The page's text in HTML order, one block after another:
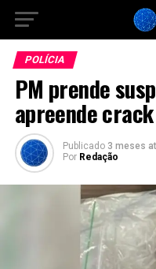
POLÍCIA
PM prende
apreende
Publicado 3 meses
Por Redação